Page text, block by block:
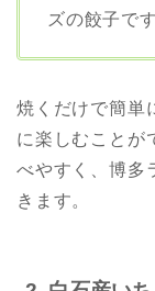
ズの餃子です
焼くだけで簡単
に楽しむことが
べやすく、博多
きます。